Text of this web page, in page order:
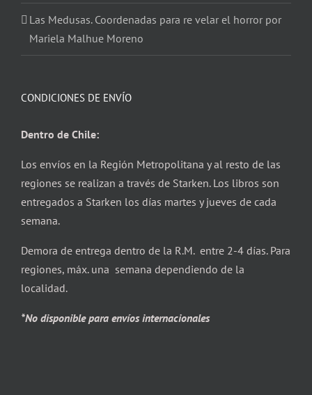
Las Medusas. Coordenadas para re velar el horror por
Mariela Malhue Moreno
CONDICIONES DE ENVÍO
Dentro de Chile:
Los envíos en la Región Metropolitana y al resto de las
regiones se realizan a través de Starken. Los libros son
entregados a Starken los días martes y jueves de cada
semana.
Demora de entrega dentro de la R.M. entre 2-4 días. Para
regiones, máx. una semana dependiendo de la
localidad.
*No disponible para envíos internacionales